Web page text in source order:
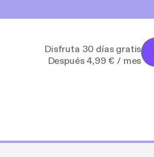
Disfruta 30 días gratis
Después 4,99 € / mes